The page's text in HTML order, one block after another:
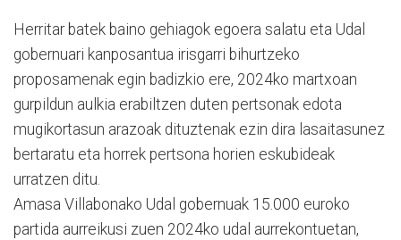
Herritar batek baino gehiagok egoera salatu eta Udal
gobernuari kanposantua irisgarri bihurtzeko
proposamenak egin badizkio ere, 2024ko martxoan
gurpildun aulkia erabiltzen duten pertsonak edota
mugikortasun arazoak dituztenak ezin dira lasaitasunez
bertaratu eta horrek pertsona horien eskubideak
urratzen ditu.
Amasa Villabonako Udal gobernuak 15.000 euroko
partida aurreikusi zuen 2024ko udal aurrekontuetan,